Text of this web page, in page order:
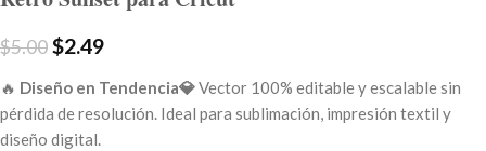
$5.00$2.49
🔥 Diseño en Tendencia💎Vector 100% editable y escalable sin
pérdida de resolución. Ideal para sublimación, impresión textil y
diseño digital.